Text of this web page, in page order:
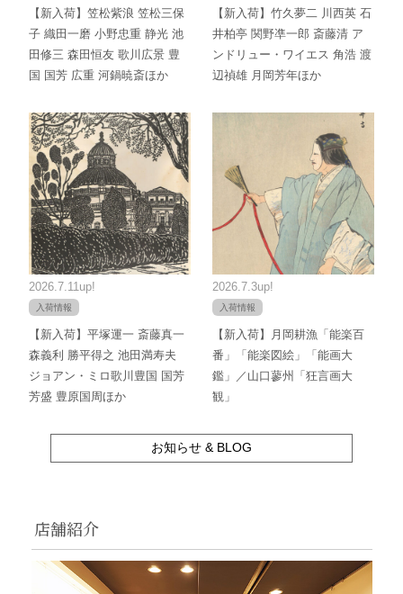
【新入荷】笠松紫浪 笠松三保
子 織田一磨 小野忠重 静光 池
田修三 森田恒友 歌川広景 豊
国 国芳 広重 河鍋暁斎ほか
【新入荷】竹久夢二 川西英 石
井柏亭 関野凖一郎 斎藤清 ア
ンドリュー・ワイエス 角浩 渡
辺禎雄 月岡芳年ほか
2026.7.11up!
入荷情報
【新入荷】平塚運一 斎藤真一
森義利 勝平得之 池田満寿夫
ジョアン・ミロ歌川豊国 国芳
芳盛 豊原国周ほか
2026.7.3up!
入荷情報
【新入荷】月岡耕漁「能楽百
番」「能楽図絵」「能画大
鑑」／山口蓼州「狂言画大
観」
お知らせ & BLOG
店舗紹介